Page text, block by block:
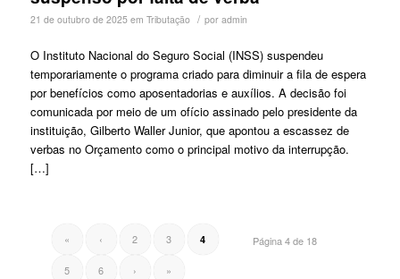
21 de outubro de 2025 em Tributação / por admin
O Instituto Nacional do Seguro Social (INSS) suspendeu
temporariamente o programa criado para diminuir a fila de espera
por benefícios como aposentadorias e auxílios. A decisão foi
comunicada por meio de um ofício assinado pelo presidente da
instituição, Gilberto Waller Junior, que apontou a escassez de
verbas no Orçamento como o principal motivo da interrupção.
[…]
Página 4 de 18
« ‹ 2 3 4
5 6 › »